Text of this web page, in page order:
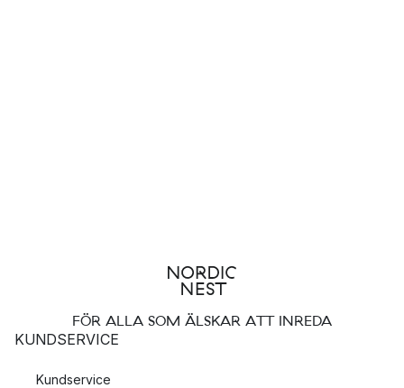
FÖR ALLA SOM ÄLSKAR ATT INREDA
KUNDSERVICE
Kundservice